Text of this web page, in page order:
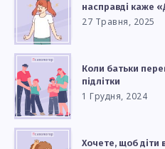
насправді каже
27 Травня, 2025
Коли батьки
підлітки
1 Грудня, 2024
Хочете, щоб діти